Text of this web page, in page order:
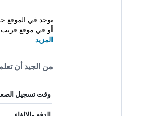
يوجد في الموقع
أو في موقع
المزيد
من الجيد أن
وقت تسجيل